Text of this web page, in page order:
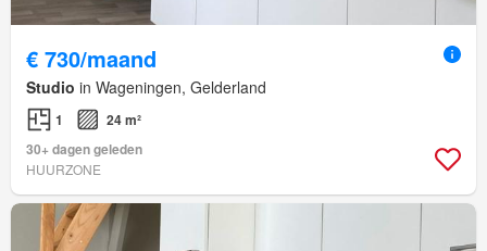
€ 730/maand
Studio in Wageningen, Gelderland
1
24 m²
30+ dagen geleden
HUURZONE